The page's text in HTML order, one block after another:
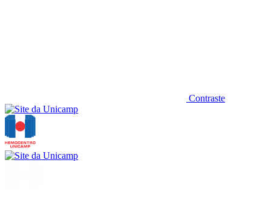
Contraste